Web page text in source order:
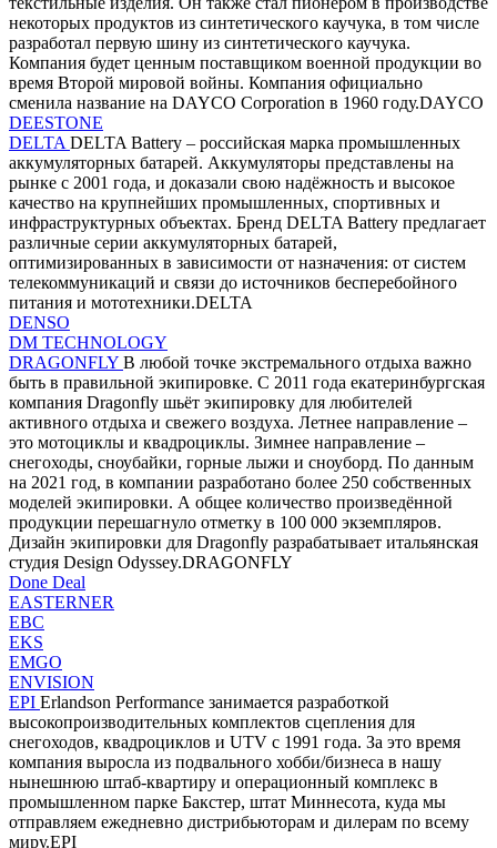
некоторых продуктов из синтетического каучука, в том числе
разработал первую шину из синтетического каучука.
Компания будет ценным поставщиком военной продукции во
время Второй мировой войны. Компания официально
сменила название на DAYCO Corporation в 1960 году.DAYCO
DEESTONE
DELTA DELTA Battery – российская марка промышленных
аккумуляторных батарей. Аккумуляторы представлены на
рынке с 2001 года, и доказали свою надёжность и высокое
качество на крупнейших промышленных, спортивных и
инфраструктурных объектах. Бренд DELTA Battery предлагает
различные серии аккумуляторных батарей,
оптимизированных в зависимости от назначения: от систем
телекоммуникаций и связи до источников бесперебойного
питания и мототехники.DELTA
DENSO
DM TECHNOLOGY
DRAGONFLY В любой точке экстремального отдыха важно
быть в правильной экипировке. С 2011 года екатеринбургская
компания Dragonfly шьёт экипировку для любителей
активного отдыха и свежего воздуха. Летнее направление –
это мотоциклы и квадроциклы. Зимнее направление –
снегоходы, сноубайки, горные лыжи и сноуборд. По данным
на 2021 год, в компании разработано более 250 собственных
моделей экипировки. А общее количество произведённой
продукции перешагнуло отметку в 100 000 экземпляров.
Дизайн экипировки для Dragonfly разрабатывает итальянская
студия Design Odyssey.DRAGONFLY
Done Deal
EASTERNER
EBC
EKS
EMGO
ENVISION
EPI Erlandson Performance занимается разработкой
высокопроизводительных комплектов сцепления для
снегоходов, квадроциклов и UTV с 1991 года. За это время
компания выросла из подвального хобби/бизнеса в нашу
нынешнюю штаб-квартиру и операционный комплекс в
промышленном парке Бакстер, штат Миннесота, куда мы
отправляем ежедневно дистрибьюторам и дилерам по всему
миру.EPI